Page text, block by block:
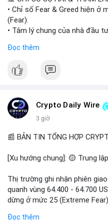
#vlikevn
• Chỉ số Fear & Greed hiện ở
(Fear).
• Tâm lý chung của nhà đầu
• CoinGecko Trending:
• LunarCrush Trending:
Chainlink.
• Google Trends Việt Nam:
Viettel) và các từ khóa đời
💬 DÒNG CHẢY TIN TỨC &
năm tù đối với Sam
• Tin tức vĩ mô: Cảnh báo về
đình trệ) từ dữ liệu PMI của
• Tin tức Binance: Binance
Đọc thêm
Crypto Daily Wire
3 giờ
📰 BẢN TIN TỔNG HỢP
[Xu hướng chung]: 🟡 Trung
Thị trường ghi nhận phiên
quanh vùng 64.400 - 64.700
dừng ở mức 25 (Extreme
Đọc thêm